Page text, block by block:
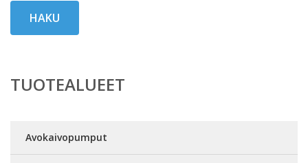
HAKU
TUOTEALUEET
Avokaivopumput